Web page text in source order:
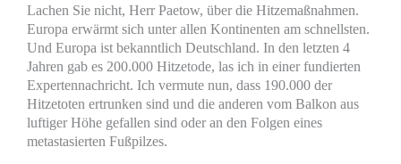
Lachen Sie nicht, Herr Paetow, über die Hitzemaßnahmen.
Europa erwärmt sich unter allen Kontinenten am schnellsten.
Und Europa ist bekanntlich Deutschland. In den letzten 4
Jahren gab es 200.000 Hitzetode, las ich in einer fundierten
Expertennachricht. Ich vermute nun, dass 190.000 der
Hitzetoten ertrunken sind und die anderen vom Balkon aus
luftiger Höhe gefallen sind oder an den Folgen eines
metastasierten Fußpilzes.